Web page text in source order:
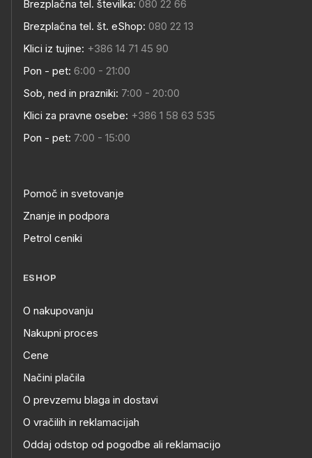
Brezplačna tel. številka: 080 22 66
Brezplačna tel. št. eShop: 080 22 13
Klici iz tujine: +386 14 71 45 90
Pon - pet: 6:00 - 21:00
Sob, ned in prazniki: 7:00 - 20:00
Klici za pravne osebe: +386 1 58 63 535
Pon - pet: 7:00 - 15:00
Pomoč in svetovanje
Znanje in podpora
Petrol ceniki
ESHOP
O nakupovanju
Nakupni proces
Cene
Načini plačila
O prevzemu blaga in dostavi
O vračilih in reklamacijah
Oddaj odstop od pogodbe ali reklamacijo